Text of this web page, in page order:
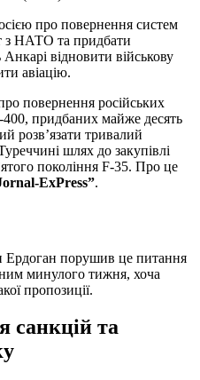
з НАТО та придбати
відновити військову
авіацію.
400, придбаних майже десять
розв’язати тривалий
шлях до закупівлі
покоління F-35. Про це
ExPress”.
Ердоган порушив це питання
минулого тижня, хоча
пропозиції.
санкцій та